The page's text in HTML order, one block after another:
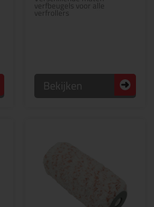
verfbeugels voor alle
verfrollers
Bekijken